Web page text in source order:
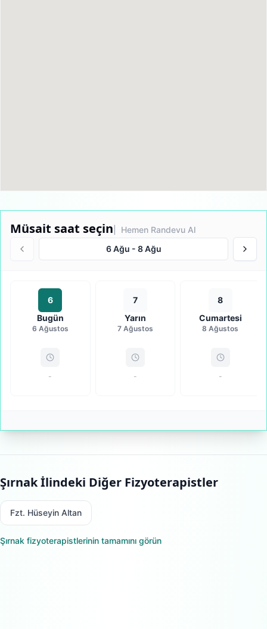
Müsait saat seçin | Hemen Randevu Al
6 Ağu - 8 Ağu
6
Bugün
6 Ağustos
-
7
Yarın
7 Ağustos
-
8
Cumartesi
8 Ağustos
-
Şırnakİlindeki Diğer Fizyoterapistler
Fzt. Hüseyin Altan
Şırnak fizyoterapistlerinin tamamını görün